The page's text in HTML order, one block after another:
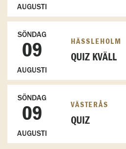
AUGUSTI
SÖNDAG
09
AUGUSTI
HÄSSLEHOLM
QUIZ KVÄLL
SÖNDAG
09
AUGUSTI
VÄSTERÅS
QUIZ